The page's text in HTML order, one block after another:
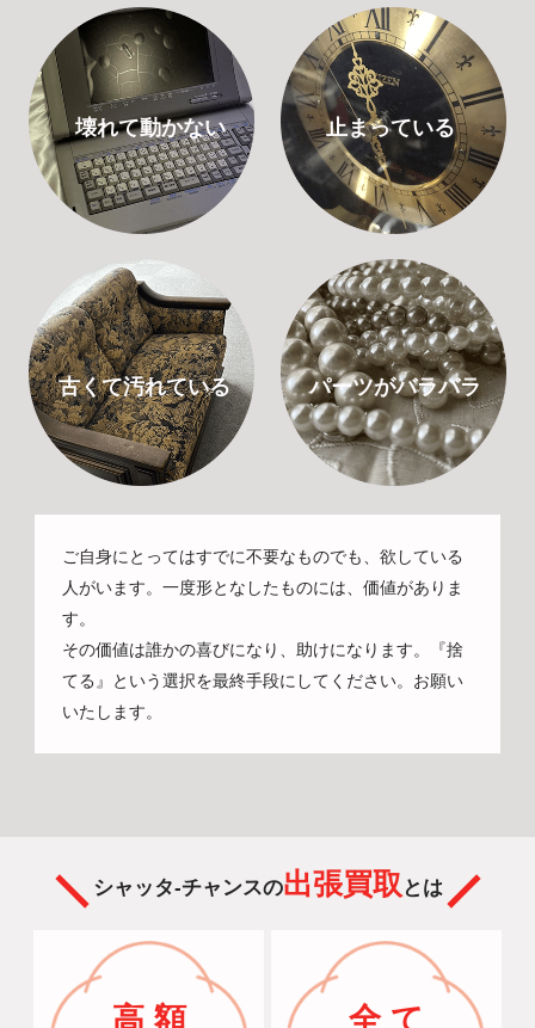
壊れて動かない
古くて汚れている
止まっている
パーツがバラバラ
ご自身にとってはすでに不要なものでも、欲している
人がいます。一度形となしたものには、価値がありま
す。
その価値は誰かの喜びになり、助けになります。『捨
てる』という選択を最終手段にしてください。お願い
いたします。
シャッタ-チャンスの出張買取 とは
高 額
全 て